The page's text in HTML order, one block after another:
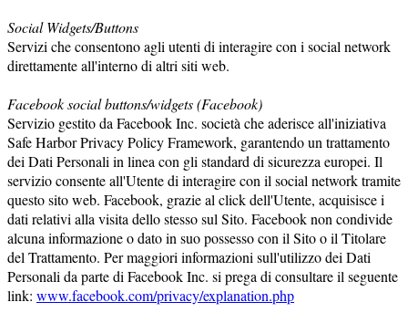
Social Widgets/Buttons
Servizi che consentono agli utenti di interagire con i social network
direttamente all'interno di altri siti web.
Facebook social buttons/widgets (Facebook)
Servizio gestito da Facebook Inc. società che aderisce all'iniziativa
Safe Harbor Privacy Policy Framework, garantendo un trattamento
dei Dati Personali in linea con gli standard di sicurezza europei. Il
servizio consente all'Utente di interagire con il social network tramite
questo sito web. Facebook, grazie al click dell'Utente, acquisisce i
dati relativi alla visita dello stesso sul Sito. Facebook non condivide
alcuna informazione o dato in suo possesso con il Sito o il Titolare
del Trattamento. Per maggiori informazioni sull'utilizzo dei Dati
Personali da parte di Facebook Inc. si prega di consultare il seguente
link: www.facebook.com/privacy/explanation.php